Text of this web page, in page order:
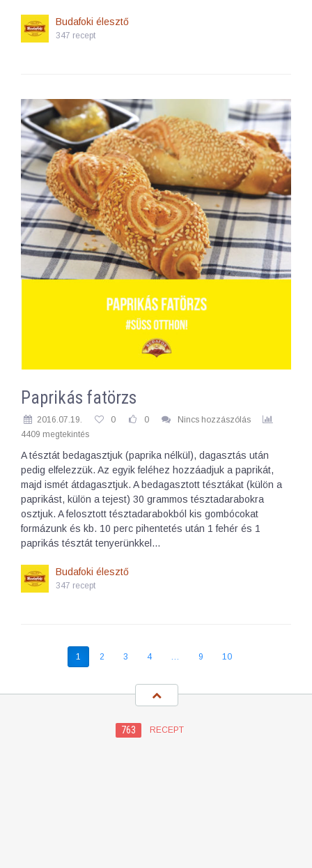
Budafoki élesztő
347 recept
Paprikás fatörzs
2016.07.19. 0 0
Nincs hozzászólás
4409 megtekintés
A tésztát bedagasztjuk (paprika nélkül), dagasztás után
pedig elfelezzük. Az egyik feléhez hozzáadjuk a paprikát,
majd ismét átdagasztjuk. A bedagasztott tésztákat (külön a
paprikást, külön a tejest) 30 grammos tésztadarabokra
osztjuk. A felosztott tésztadarabokból kis gombócokat
formázunk és kb. 10 perc pihentetés után 1 fehér és 1
paprikás tésztát tenyerünkkel…
Budafoki élesztő
347 recept
1 2 3 4 … 9 10
763 RECEPT